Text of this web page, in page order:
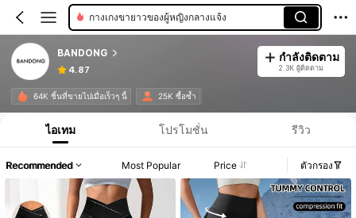
กางเกงขายาวของผู้หญิงกลางแจ้ง
BANDONG
4.87
กำลังติดตาม
2.3K ผู้ติดตาม
64K ชิ้นที่ขายไปเมื่อเร็วๆ นี้ 25K ซื้อซ้ำ
ไอเทม โปรโมชั่น รีวิว
Recommended Most Popular Price ตัวกรอง